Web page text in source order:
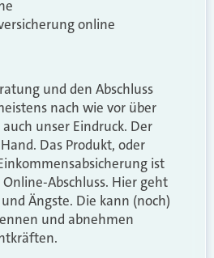
online
und den Abschluss
nach wie vor über
unser Eindruck. Der
Das Produkt, oder
ist
Abschluss. Hier geht
Ängste. Die kann (noch)
und abnehmen